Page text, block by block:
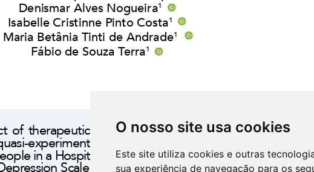
O nosso site usa cookies
Este site utiliza cookies e outras
sua experiência de navegação para os